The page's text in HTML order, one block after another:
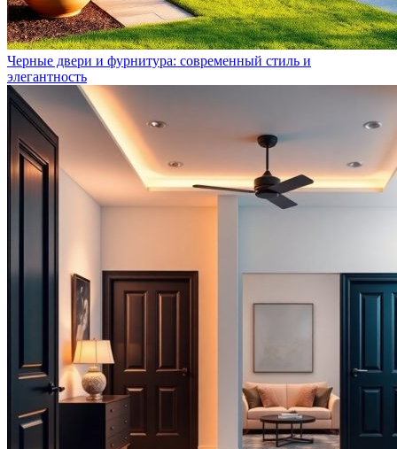
Черные двери и фурнитура: современный стиль и
элегантность